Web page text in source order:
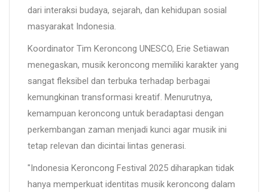
dari interaksi budaya, sejarah, dan kehidupan sosial
masyarakat Indonesia.
Koordinator Tim Keroncong UNESCO, Erie Setiawan
menegaskan, musik keroncong memiliki karakter yang
sangat fleksibel dan terbuka terhadap berbagai
kemungkinan transformasi kreatif. Menurutnya,
kemampuan keroncong untuk beradaptasi dengan
perkembangan zaman menjadi kunci agar musik ini
tetap relevan dan dicintai lintas generasi.
"Indonesia Keroncong Festival 2025 diharapkan tidak
hanya memperkuat identitas musik keroncong dalam